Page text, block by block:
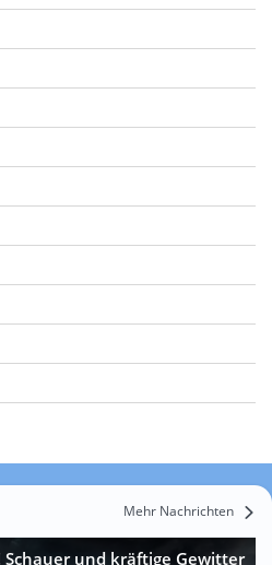
Mehr Nachrichten
und kräftige Gewitter